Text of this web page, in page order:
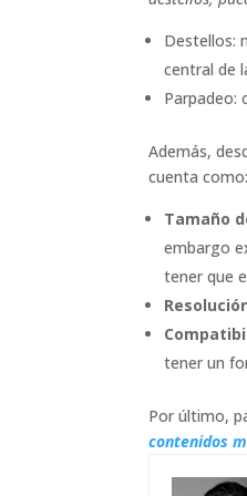
Destellos:
central de
Parpadeo:
Además,
cuenta como:
Tamaño
embargo
tener que
tener un
Por último,
contenidos